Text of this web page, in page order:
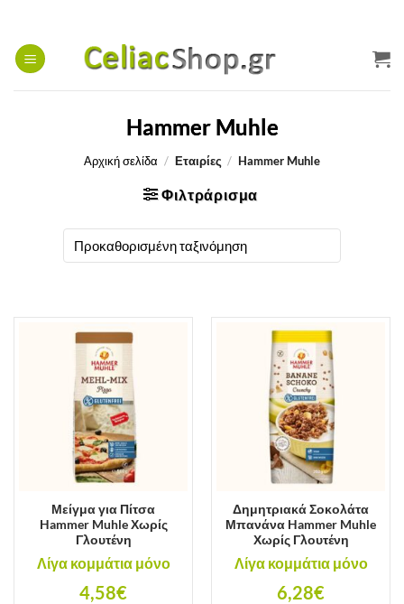
περιεχόμενο
Hammer Muhle
Αρχική σελίδα / Εταιρίες / Hammer Muhle
Φιλτράρισμα
Μείγμα για Πίτσα
Hammer Muhle Χωρίς
Γλουτένη
Λίγα κομμάτια μόνο
4,58€
Δημητριακά Σοκολάτα
Μπανάνα Hammer Muhle
Χωρίς Γλουτένη
Λίγα κομμάτια μόνο
6,28€